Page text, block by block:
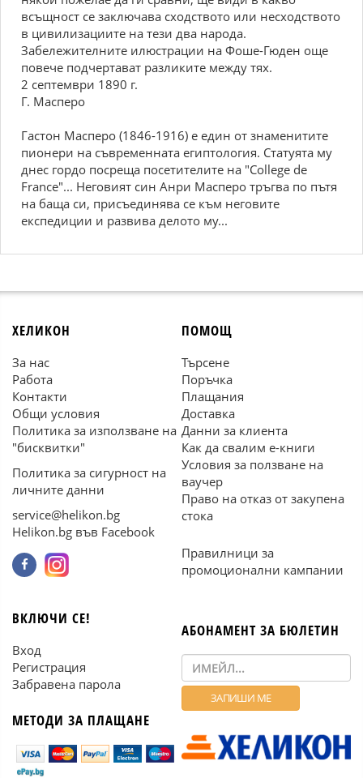
всъщност се заключава сходството или несходството
в цивилизациите на тези два народа.
Забележителните илюстрации на Фоше-Гюден още
повече подчертават разликите между тях.
2 септември 1890 г.
Г. Масперо
Гастон Масперо (1846-1916) е един от знаменитите
пионери на съвременната египтология. Статуята му
днес гордо посреща посетителите на "College de
France"... Неговият син Анри Масперо тръгва по пътя
на баща си, присъединява се към неговите
експедиции и развива делото му...
ХЕЛИКОН
За нас
Работа
Контакти
Общи условия
Политика за използване на
"бисквитки"
Политика за сигурност на
личните данни
service@helikon.bg
Helikon.bg във Facebook
ПОМОЩ
Търсене
Поръчка
Плащания
Доставка
Данни за клиента
Как да свалим е-книги
Условия за ползване на
ваучер
Право на отказ от закупена
стока
Правилници за
промоционални кампании
ВКЛЮЧИ СЕ!
Вход
Регистрация
Забравена парола
МЕТОДИ ЗА ПЛАЩАНЕ
АБОНАМЕНТ ЗА БЮЛЕТИН